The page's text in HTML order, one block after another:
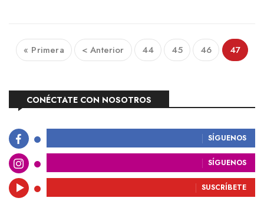
« Primera < Anterior 44 45 46 47
CONÉCTATE CON NOSOTROS
SÍGUENOS
SÍGUENOS
SUSCRÍBETE